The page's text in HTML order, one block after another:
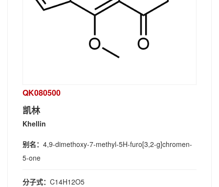
QK080500
凯林
Khellin
别名： 4,9-dimethoxy-7-methyl-5H-furo[3,2-g]chromen-
5-one
分子式： C14H12O5